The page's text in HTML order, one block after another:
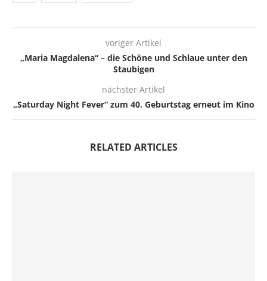
voriger Artikel
„Maria Magdalena“ – die Schöne und Schlaue unter den
Staubigen
nächster Artikel
„Saturday Night Fever“ zum 40. Geburtstag erneut im Kino
RELATED ARTICLES